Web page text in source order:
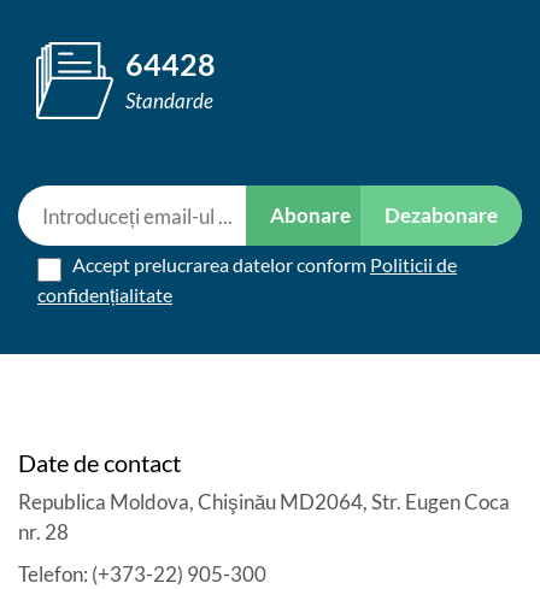
64428
Standarde
Abonare Dezabonare
Accept prelucrarea datelor conform Politicii de
confidențialitate
Date de contact
Republica Moldova, Chişinău MD2064, Str. Eugen Coca
nr. 28
Telefon: (+373-22) 905-300